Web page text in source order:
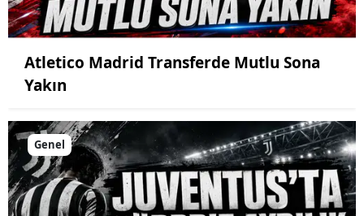
Atletico Madrid Transferde Mutlu Sona
Yakın
Genel